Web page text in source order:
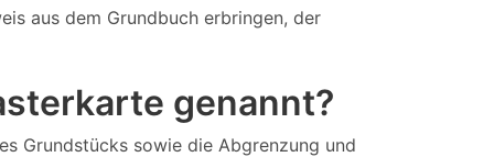
aus dem Grundbuch erbringen, der
genannt?
Grundstücks sowie die Abgrenzung und